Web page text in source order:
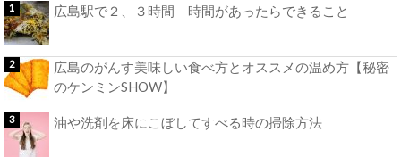
広島駅で２、３時間 時間があったらできること
広島のがんす美味しい食べ方とオススメの温め方【秘密
のケンミンSHOW】
油や洗剤を床にこぼしてすべる時の掃除方法